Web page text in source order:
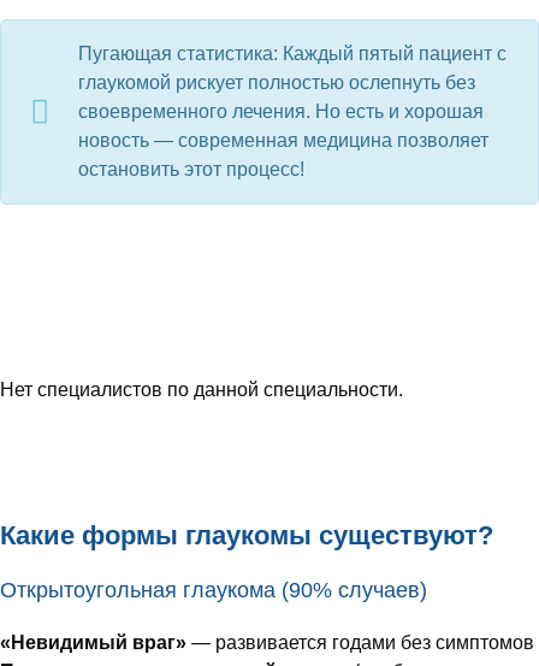
Пугающая статистика: Каждый пятый пациент с
глаукомой рискует полностью ослепнуть без
своевременного лечения. Но есть и хорошая
новость — современная медицина позволяет
остановить этот процесс!
Нет специалистов по данной специальности.
Какие формы глаукомы существуют?
Открытоугольная глаукома (90% случаев)
«Невидимый враг» — развивается годами без симптомов